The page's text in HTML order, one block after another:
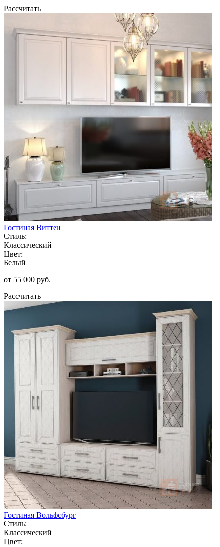
Рассчитать
Гостиная Виттен
Стиль:
Классический
Цвет:
Белый
от 55 000 руб.
Рассчитать
Гостиная Вольфсбург
Стиль:
Классический
Цвет: